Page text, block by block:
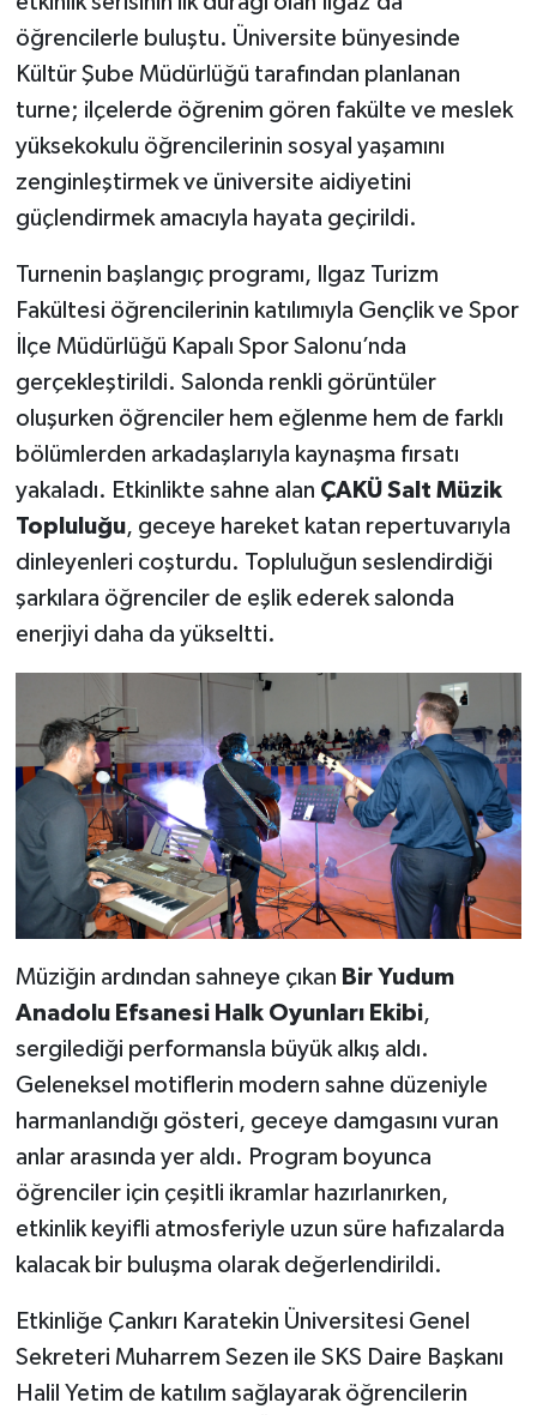
öğrencilerle buluştu. Üniversite bünyesinde
Kültür Şube Müdürlüğü tarafından planlanan
turne; ilçelerde öğrenim gören fakülte ve meslek
yüksekokulu öğrencilerinin sosyal yaşamını
zenginleştirmek ve üniversite aidiyetini
güçlendirmek amacıyla hayata geçirildi.
Turnenin başlangıç programı, Ilgaz Turizm
Fakültesi öğrencilerinin katılımıyla Gençlik ve Spor
İlçe Müdürlüğü Kapalı Spor Salonu’nda
gerçekleştirildi. Salonda renkli görüntüler
oluşurken öğrenciler hem eğlenme hem de farklı
bölümlerden arkadaşlarıyla kaynaşma fırsatı
yakaladı. Etkinlikte sahne alan ÇAKÜ Salt Müzik
Topluluğu, geceye hareket katan repertuvarıyla
dinleyenleri coşturdu. Topluluğun seslendirdiği
şarkılara öğrenciler de eşlik ederek salonda
enerjiyi daha da yükseltti.
Müziğin ardından sahneye çıkan Bir Yudum
Anadolu Efsanesi Halk Oyunları Ekibi,
sergilediği performansla büyük alkış aldı.
Geleneksel motiflerin modern sahne düzeniyle
harmanlandığı gösteri, geceye damgasını vuran
anlar arasında yer aldı. Program boyunca
öğrenciler için çeşitli ikramlar hazırlanırken,
etkinlik keyifli atmosferiyle uzun süre hafızalarda
kalacak bir buluşma olarak değerlendirildi.
Etkinliğe Çankırı Karatekin Üniversitesi Genel
Sekreteri Muharrem Sezen ile SKS Daire Başkanı
Halil Yetim de katılım sağlayarak öğrencilerin